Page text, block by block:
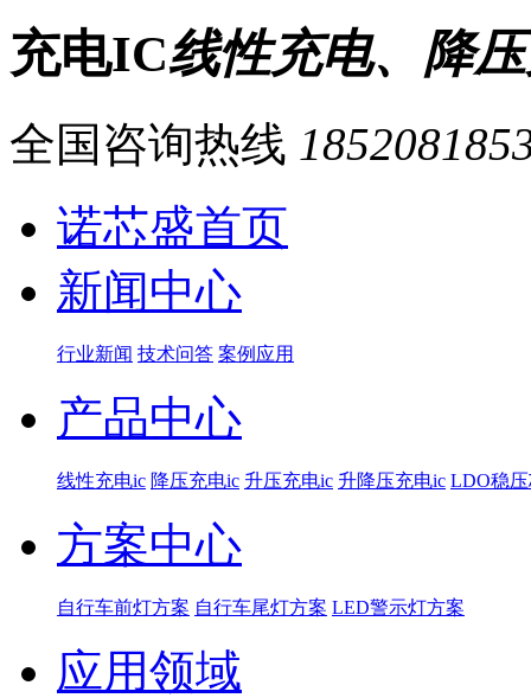
充电IC线性充电、降
全国咨询热线
诺芯盛首页
新闻中心
行业新闻 技术问答 案例应用
产品中心
线性充电ic 降压充电ic 升压充电ic 升降压充电ic LDO稳
方案中心
自行车前灯方案 自行车尾灯方案 LED警示灯方案
应用领域